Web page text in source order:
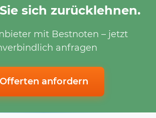
sich zurücklehnen.
mit Bestnoten – jetzt
anfragen
Offerten anfordern